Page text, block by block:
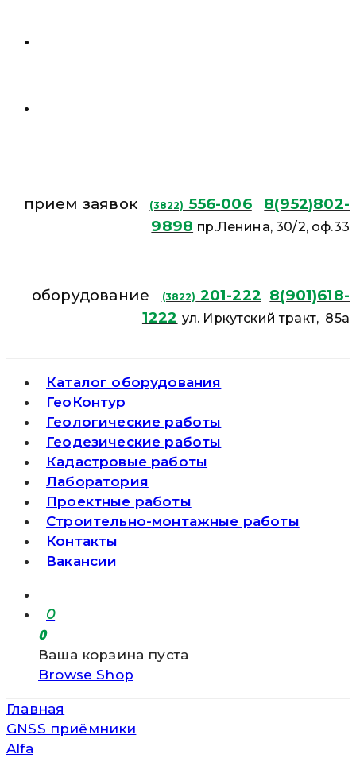
прием заявок (3822) 556-006
8(952)802-
9898 пр.Ленина, 30/2, оф.33
оборудование (3822) 201-222 8(901)618-
1222 ул. Иркутский тракт, 85а
Каталог оборудования
ГеоКонтур
Геологические работы
Геодезические работы
Кадастровые работы
Лаборатория
Проектные работы
Строительно-монтажные работы
Контакты
Вакансии
0
0
Ваша корзина пуста
Browse Shop
Главная
GNSS приёмники
Alfa